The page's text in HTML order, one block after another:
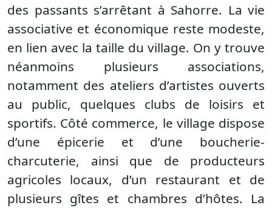
des passants s’arrêtant à Sahorre. La vie
associative et économique reste modeste,
en lien avec la taille du village. On y trouve
néanmoins plusieurs associations,
notamment des ateliers d’artistes ouverts
au public, quelques clubs de loisirs et
sportifs. Côté commerce, le village dispose
d’une épicerie et d’une boucherie-
charcuterie, ainsi que de producteurs
agricoles locaux, d’un restaurant et de
plusieurs gîtes et chambres d’hôtes. La